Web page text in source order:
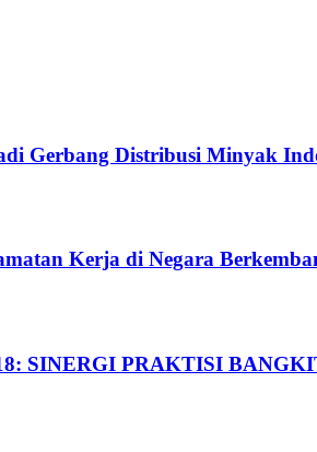
Gerbang Distribusi Minyak
Kerja di Negara
SINERGI PRAKTISI